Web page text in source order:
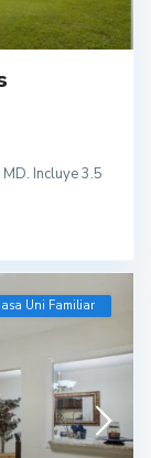
Incluye 3.5
Uni Familiar